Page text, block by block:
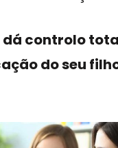
dá controlo
do seu